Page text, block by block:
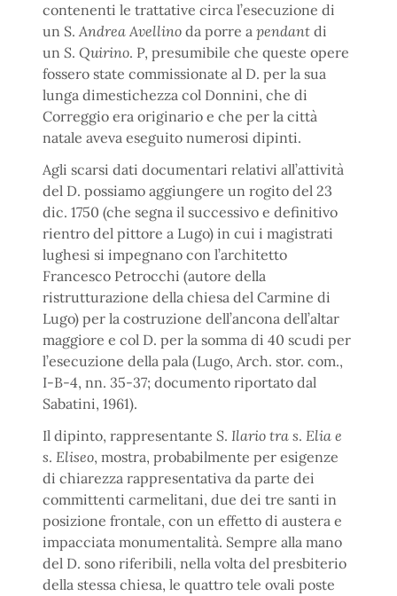
contenenti le trattative circa l’esecuzione di
un S. Andrea Avellino da porre a pendant di
un S. Quirino. P, presumibile che queste opere
fossero state commissionate al D. per la sua
lunga dimestichezza col Donnini, che di
Correggio era originario e che per la città
natale aveva eseguito numerosi dipinti.
Agli scarsi dati documentari relativi all’attività
del D. possiamo aggiungere un rogito del 23
dic. 1750 (che segna il successivo e definitivo
rientro del pittore a Lugo) in cui i magistrati
lughesi si impegnano con l’architetto
Francesco Petrocchi (autore della
ristrutturazione della chiesa del Carmine di
Lugo) per la costruzione dell’ancona dell’altar
maggiore e col D. per la somma di 40 scudi per
l’esecuzione della pala (Lugo, Arch. stor. com.,
I-B-4, nn. 35-37; documento riportato dal
Sabatini, 1961).
Il dipinto, rappresentante S. Ilario tra s. Elia e
s. Eliseo, mostra, probabilmente per esigenze
di chiarezza rappresentativa da parte dei
committenti carmelitani, due dei tre santi in
posizione frontale, con un effetto di austera e
impacciata monumentalità. Sempre alla mano
del D. sono riferibili, nella volta del presbiterio
della stessa chiesa, le quattro tele ovali poste